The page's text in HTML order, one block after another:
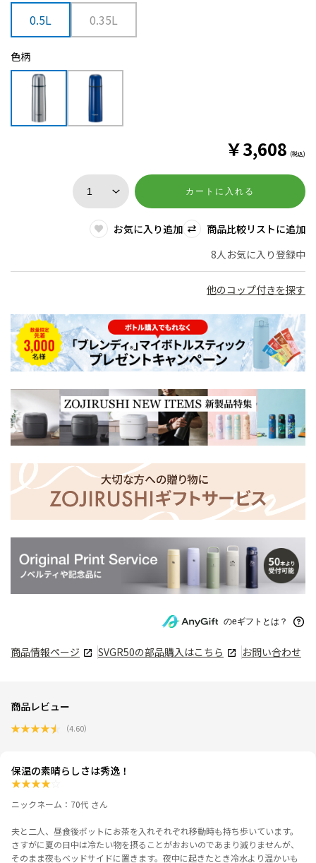
0.5L 0.35L
色柄
￥3,608 (税込)
カートに入れる
お気に入り追加
商品比較リストに追加
8人お気に入り登録中
他のコップ付きを探す
のeギフトとは？
商品情報ページ SVGR50の部品購入はこちら お問い合わせ
商品レビュー
★★★★★ （4.60）
保温の素晴らしさは秀逸！
★★★★
ニックネーム：70代 さん
夫と二人、昼食後ポットにお茶を入れそれぞれ移動時も持ち歩いています。
さすがに夏の日中は冷たい物を摂ることがおおいのであまり減りませんが、
そのまま夜もベッドサイドに置きます。夜中に起きたとき冷水より温かいも